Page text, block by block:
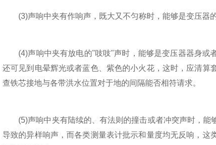
(3)声响中夹有作响声，既大又不匀称时，能够是变压器
(4)声响中夹有放电的"吱吱"声时，能够是变压器器身或
还可见到电晕辉光或者蓝色、紫色的小火花，这时，应清
查铁芯接地与各带洪水位置对于地的间隔能否相符请求。
(5)声响中夹有陆续的、有法则的撞击或者冲突声时，能
导致的异样响声，而各类测量表计批示和量度均无反响，